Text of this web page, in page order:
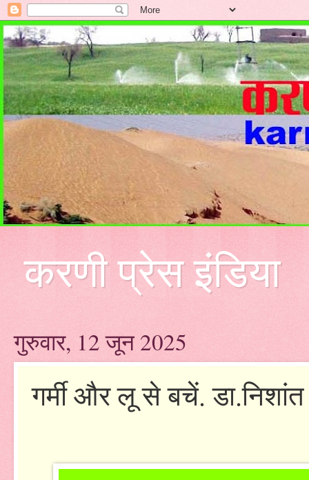
करणी प्रेस इंडिया
गुरुवार, 12 जून 2025
गर्मी और लू से बचें.